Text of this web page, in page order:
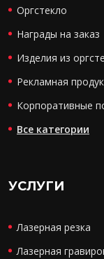
Оргстекло
Награды на заказ
Изделия из
Рекламная
Корпоративные
Все категории
УСЛУГИ
Лазерная резка
Лазерная